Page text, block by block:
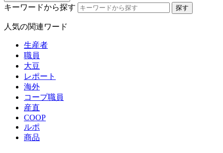
キーワードから探す
人気の関連ワード
生産者
職員
大豆
レポート
海外
コープ職員
産直
COOP
ルポ
商品